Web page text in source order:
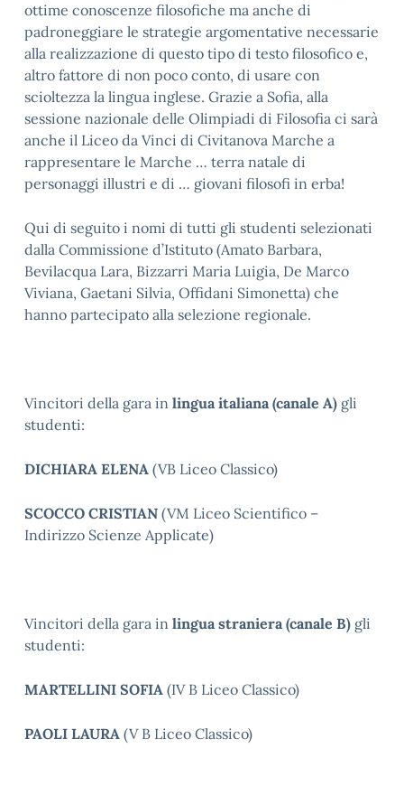
ottime conoscenze filosofiche ma anche di
padroneggiare le strategie argomentative necessarie
alla realizzazione di questo tipo di testo filosofico e,
altro fattore di non poco conto, di usare con
scioltezza la lingua inglese. Grazie a Sofia, alla
sessione nazionale delle Olimpiadi di Filosofia ci sarà
anche il Liceo da Vinci di Civitanova Marche a
rappresentare le Marche … terra natale di
personaggi illustri e di … giovani filosofi in erba!
Qui di seguito i nomi di tutti gli studenti selezionati
dalla Commissione d’Istituto (Amato Barbara,
Bevilacqua Lara, Bizzarri Maria Luigia, De Marco
Viviana, Gaetani Silvia, Offidani Simonetta) che
hanno partecipato alla selezione regionale.
Vincitori della gara in lingua italiana (canale A) gli
studenti:
DICHIARA ELENA (VB Liceo Classico)
SCOCCO CRISTIAN (VM Liceo Scientifico –
Indirizzo Scienze Applicate)
Vincitori della gara in lingua straniera (canale B) gli
studenti:
MARTELLINI SOFIA (IV B Liceo Classico)
PAOLI LAURA (V B Liceo Classico)